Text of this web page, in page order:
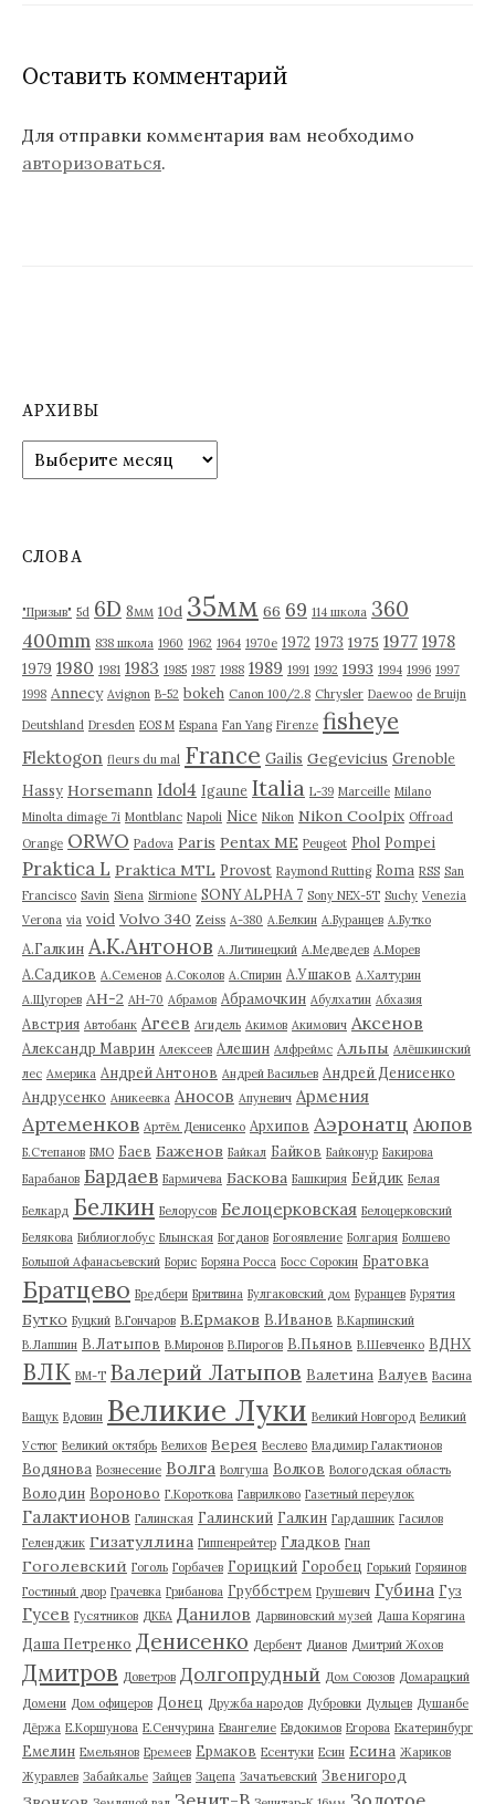
Оставить комментарий
Для отправки комментария вам необходимо
авторизоваться.
АРХИВЫ
р
в
СЛОВА
"Призыв" 5d 6D 8мм 10d 35мм 66 69 114 школа 360
400mm 838 школа 1960 1962 1964 1970е 1972 1973 1975 1977 1978
1979 1980 1981 1983 1985 1987 1988 1989 1991 1992 1993 1994 1996 1997
1998 Annecy Avignon B-52 bokeh Canon 100/2.8 Chrysler Daewoo de Bruijn
Deutshland Dresden EOS M Espana Fan Yang Firenze fisheye
Flektogon fleurs du mal France Gailis Gegevicius Grenoble
Hassy Horsemann Idol4 Igaune Italia L-39 Marceille Milano
Minolta dimage 7i Montblanc Napoli Nice Nikon Nikon Coolpix Offroad
Orange ORWO Padova Paris Pentax ME Peugeot Phol Pompei
Praktica L Praktica MTL Provost Raymond Rutting Roma RSS San
Francisco Savin Siena Sirmione SONY ALPHA 7 Sony NEX-5T Suchy Venezia
Verona via void Volvo 340 Zeiss А-380 А.Белкин А.Буранцев А.Бутко
А.Галкин А.К.Антонов А.Литинецкий А.Медведев А.Морев
А.Садиков А.Семенов А.Соколов А.Спирин А.Ушаков А.Халтурин
А.Щугорев АН-2 АН-70 Абрамов Абрамочкин Абулхатин Абхазия
Австрия Автобанк Агеев Агидель Акимов Акимович Аксенов
Александр Маврин Алексеев Алешин Алфреймс Альпы Алёшкинский
лес Америка Андрей Антонов Андрей Васильев Андрей Денисенко
Андрусенко Аникеевка Аносов Апуневич Армения
Артеменков Артём Денисенко Архипов Аэронатц Аюпов
Б.Степанов БМО Баев Баженов Байкал Байков Байконур Бакирова
Барабанов Бардаев Бармичева Баскова Башкирия Бейдик Белая
Белкард Белкин Белорусов Белоцерковская Белоцерковский
Белякова Библиоглобус Блынская Богданов Богоявление Болгария Болшево
Большой Афанасьевский Борис Боряна Росса Босс Сорокин Братовка
Братцево Бредбери Бритвина Булгаковский дом Буранцев Бурятия
Бутко Буцкий В.Гончаров В.Ермаков В.Иванов В.Карпинский
В.Лапшин В.Латыпов В.Миронов В.Пирогов В.Пьянов В.Шевченко ВДНХ
ВЛК ВМ-Т Валерий Латыпов Валетина Валуев Васина
Ващук Вдовин Великие Луки Великий Новгород Великий
Устюг Великий октябрь Велихов Верея Веслево Владимир Галактионов
Водянова Вознесение Волга Волгуша Волков Вологодская область
Володин Вороново Г.Короткова Гаврилково Газетный переулок
Галактионов Галинская Галинский Галкин Гардашник Гасилов
Геленджик Гизатуллина Гиппенрейтер Гладков Гнап
Гоголевский Гоголь Горбачев Горицкий Горобец Горький Горяинов
Гостиный двор Грачевка Грибанова Груббстрем Грушевич Губина Гуз
Гусев Гусятников ДКБА Данилов Дарвиновский музей Даша Корягина
Даша Петренко Денисенко Дербент Дианов Дмитрий Жохов
Дмитров Доветров Долгопрудный Дом Союзов Домарацкий
Домени Дом офицеров Донец Дружба народов Дубровки Дульцев Душанбе
Дёржа Е.Коршунова Е.Сенчурина Евангелие Евдокимов Егорова Екатеринбург
Емелин Емельянов Еремеев Ермаков Есентуки Есин Есина Жариков
Журавлев Забайкалье Зайцев Зацепа Зачатьевский Звенигород